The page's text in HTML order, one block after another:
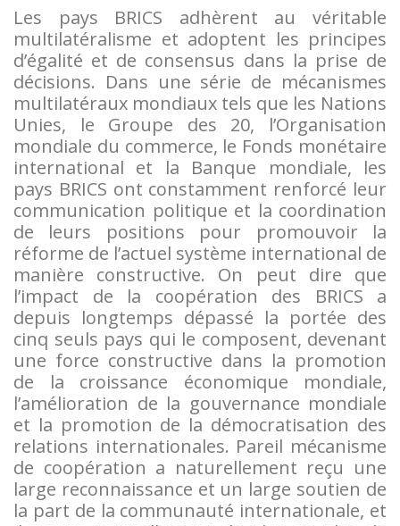
Les pays BRICS adhèrent au véritable
multilatéralisme et adoptent les principes
d’égalité et de consensus dans la prise de
décisions. Dans une série de mécanismes
multilatéraux mondiaux tels que les Nations
Unies, le Groupe des 20, l’Organisation
mondiale du commerce, le Fonds monétaire
international et la Banque mondiale, les
pays BRICS ont constamment renforcé leur
communication politique et la coordination
de leurs positions pour promouvoir la
réforme de l’actuel système international de
manière constructive. On peut dire que
l’impact de la coopération des BRICS a
depuis longtemps dépassé la portée des
cinq seuls pays qui le composent, devenant
une force constructive dans la promotion
de la croissance économique mondiale,
l’amélioration de la gouvernance mondiale
et la promotion de la démocratisation des
relations internationales. Pareil mécanisme
de coopération a naturellement reçu une
large reconnaissance et un large soutien de
la part de la communauté internationale, et